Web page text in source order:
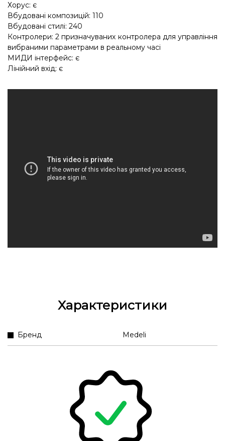
Хорус: є
Вбудовані композицій: 110
Вбудовані стилі: 240
Контролери: 2 призначуваних контролера для управління
вибраними параметрами в реальному часі
МИДИ інтерфейс: є
Лінійний вхід: є
Характеристики
Бренд Medeli